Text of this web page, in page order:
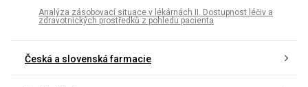
Analýza zásobovací situace v lékárnách II. Dostupnost léčiv a
zdravotnických prostředků z pohledu pacienta
Česká a slovenská farmacie